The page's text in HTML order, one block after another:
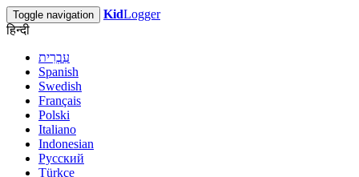
Toggle navigation KidLogger
हिन्दी
עִבְרִית
Spanish
Swedish
Français
Polski
Italiano
Indonesian
Русский
Türkçe